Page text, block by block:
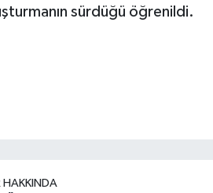
sürdüğü öğrenildi.
HAKKINDA